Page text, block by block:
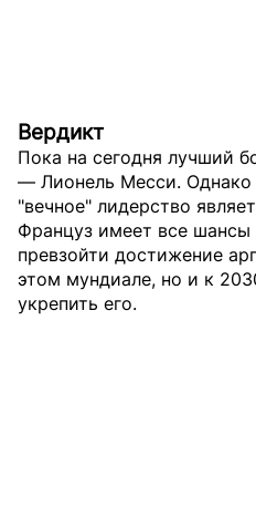
Вердикт
Пока на сегодня лучший
— Лионель Месси.
"вечное" лидерство
Француз имеет все шансы
превзойти достижение
этом мундиале, но и к
укрепить его.